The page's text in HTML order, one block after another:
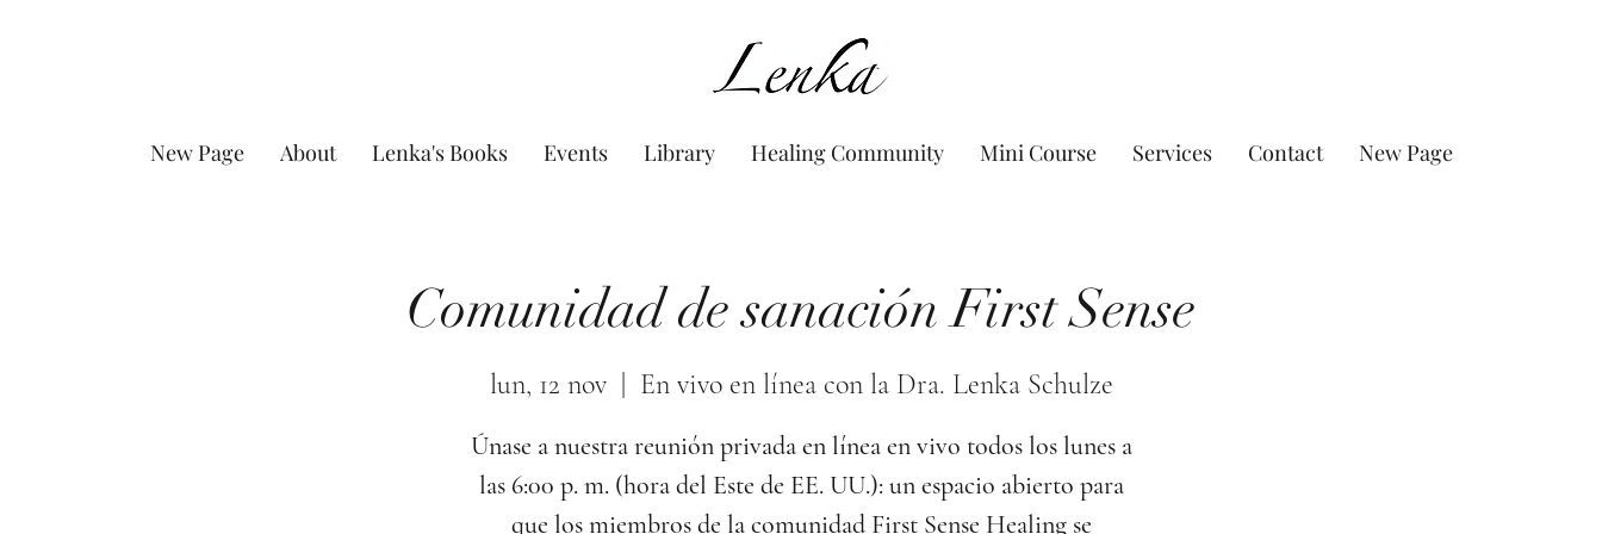
www.Lenka.org
New Page About Lenka's Books Events Library Healing Community Mini Course Services Contact New Page
Comunidad de sanación First Sense
lun, 12 nov
  |
En vivo en línea con la Dra. Lenka Schulze
Únase a nuestra reunión privada en línea en vivo todos los lunes a
las 6:00 p. m. (hora del Este de EE. UU.): un espacio abierto para
que los miembros de la comunidad First Sense Healing se